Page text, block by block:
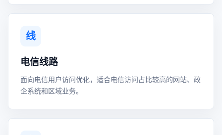
线
电信线路
面向电信用户访问优化，适合电信访问占比较高的网站、政
企系统和区域业务。